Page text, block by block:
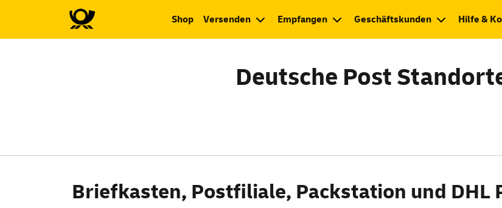
Shop Versenden Empfangen Geschäftskunden Hilfe &
Deutsche Post
Briefkasten, Postfiliale, Packstation und DHL